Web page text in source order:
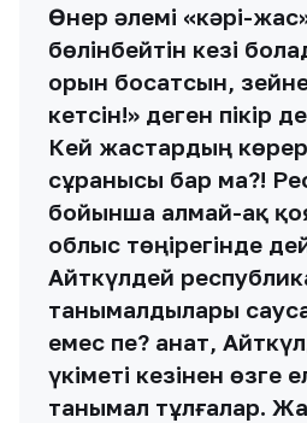
Өнер әлемі «кәрі-
бөлінбейтін кезі
орын босатсын,
кетсін!» деген пікір
Кей жастардың
сұранысы бар ма?!
бойынша алмай-ақ
облыс төңірегінде
Айткүлдей
танымалдылары
емес пе? Қанат,
үкіметі кезінен өзге
танымал тұлғалар.